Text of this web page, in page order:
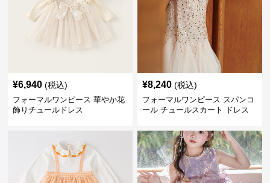
¥6,940 (税込)
フォーマルワンピース 華やか花
飾りチュールドレス
¥8,240 (税込)
フォーマルワンピース スパンコ
ール チュールスカート ドレス